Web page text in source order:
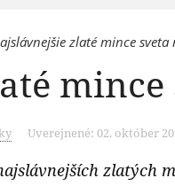
zlaté mince
Uverejnené: 02. október
zlatých